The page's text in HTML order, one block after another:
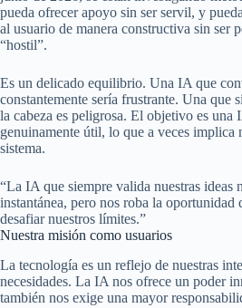
pueda ofrecer apoyo sin ser servil, y
al usuario de manera constructiva sin ser
“hostil”.
Es un delicado equilibrio. Una IA que
constantemente sería frustrante. Una que
la cabeza es peligrosa. El objetivo es una
genuinamente útil, lo que a veces implica
sistema.
“La IA que siempre valida nuestras ideas
instantánea, pero nos roba la oportunidad
desafiar nuestros límites.”
Nuestra misión como usuarios
La tecnología es un reflejo de nuestras
necesidades. La IA nos ofrece un poder
también nos exige una mayor